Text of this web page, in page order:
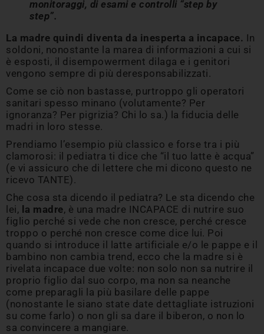
monitoraggi, di esami e controlli “step by
step”.
La madre quindi diventa da inesperta a incapace. In
soldoni, nonostante la marea di informazioni a cui si
è esposti, il disempowerment dilaga e i genitori
vengono sempre di più deresponsabilizzati.
Come se ciò non bastasse, purtroppo gli operatori
sanitari spesso minano (volutamente? Per
ignoranza? Per pigrizia? Chi lo sa.) la fiducia delle
madri in loro stesse.
Prendiamo l’esempio più classico e forse tra i più
clamorosi: il pediatra ti dice che “il tuo latte è acqua”
(e vi assicuro che di lettere che mi dicono questo ne
ricevo TANTE).
Che cosa sta dicendo il pediatra? Le sta dicendo che
lei, la madre, è una madre INCAPACE di nutrire suo
figlio perché si vede che non cresce, perché cresce
troppo o perché non cresce come dice lui. Poi
quando si introduce il latte artificiale e/o le pappe e il
bambino non cambia trend, ecco che la madre si è
rivelata incapace due volte: non solo non sa nutrire il
proprio figlio dal suo corpo, ma non sa neanche
come preparagli la più basilare delle pappe
(nonostante le siano state date dettagliate istruzioni
su come farlo) o non gli sa dare il biberon, o non lo
sa convincere a mangiare.